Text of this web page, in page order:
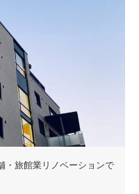
・旅館業リノベーションで